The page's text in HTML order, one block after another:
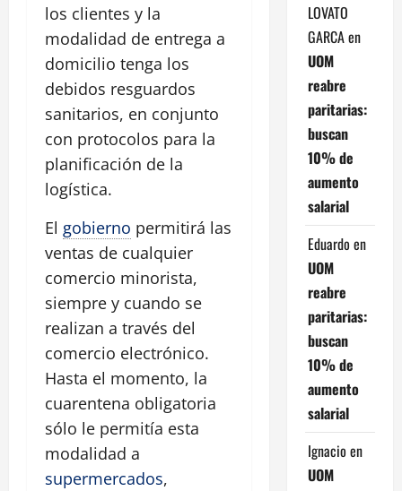
los clientes y la
modalidad de entrega a
domicilio tenga los
debidos resguardos
sanitarios, en conjunto
con protocolos para la
planificación de la
logística.
El gobierno permitirá las
ventas de cualquier
comercio minorista,
siempre y cuando se
realizan a través del
comercio electrónico.
Hasta el momento, la
cuarentena obligatoria
sólo le permitía esta
modalidad a
supermercados,
LOVATO
GARCAen
UOM
reabre
paritarias:
buscan
10% de
aumento
salarial
Eduardo en
UOM
reabre
paritarias:
buscan
10% de
aumento
salarial
Ignacio en
UOM